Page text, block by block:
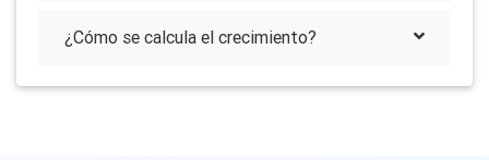
¿Cómo se calcula el crecimiento?